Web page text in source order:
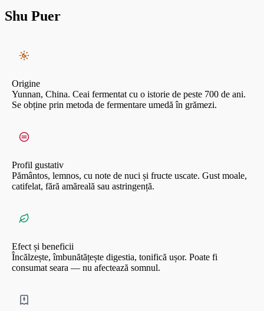
Shu Puer
Origine
Yunnan, China. Ceai fermentat cu o istorie de peste 700 de ani.
Se obține prin metoda de fermentare umedă în grămezi.
Profil gustativ
Pământos, lemnos, cu note de nuci și fructe uscate. Gust moale,
catifelat, fără amăreală sau astringență.
Efect și beneficii
Încălzește, îmbunătățește digestia, tonifică ușor. Poate fi
consumat seara — nu afectează somnul.